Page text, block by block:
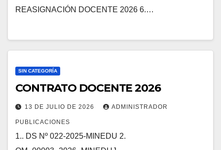
REASIGNACIÓN DOCENTE 2026 6.…
SIN CATEGORÍA
CONTRATO DOCENTE 2026
13 DE JULIO DE 2026 ADMINISTRADOR
PUBLICACIONES
1.. DS Nº 022-2025-MINEDU 2.